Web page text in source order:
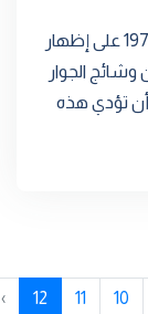
دأب النظام الإيراني منذ نجاح ثورة الخميني عام 1979 على إظهار
الجوار
تؤدي هذه
10
12